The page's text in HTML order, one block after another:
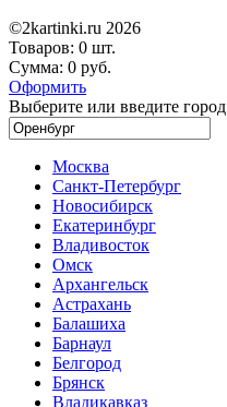
©2kartinki.ru 2026
Товаров: 0 шт.
Сумма: 0 руб.
Оформить
Выберите или введите город
Москва
Санкт-Петербург
Новосибирск
Екатеринбург
Владивосток
Омск
Архангельск
Астрахань
Балашиха
Барнаул
Белгород
Брянск
Владикавказ